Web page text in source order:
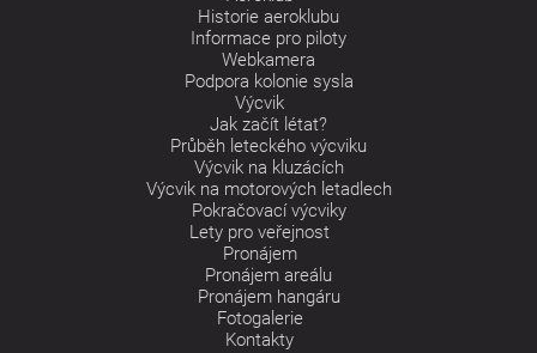
Historie aeroklubu
Informace pro piloty
Webkamera
Podpora kolonie sysla
Výcvik
Jak začít létat?
Průběh leteckého výcviku
Výcvik na kluzácích
Výcvik na motorových letadlech
Pokračovací výcviky
Lety pro veřejnost
Pronájem
Pronájem areálu
Pronájem hangáru
Fotogalerie
Kontakty